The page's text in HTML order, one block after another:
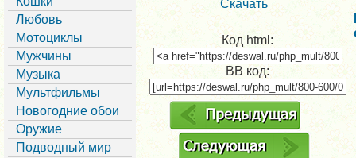
Любовь
Мотоциклы
Мужчины
Музыка
Мультфильмы
Новогодние обои
Оружие
Подводный мир
Скачать
Код html:
BB код: